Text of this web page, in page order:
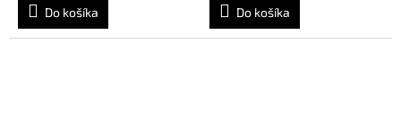
Do košíka Do košíka